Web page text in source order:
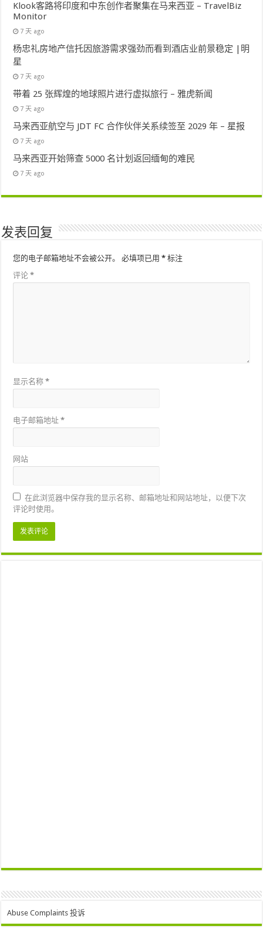
Klook客路将印度和中东创作者聚集在马来西亚 – TravelBiz
Monitor
7 天 ago
杨忠礼房地产信托因旅游需求强劲而看到酒店业前景稳定 |明
星
7 天 ago
带着 25 张辉煌的地球照片进行虚拟旅行 – 雅虎新闻
7 天 ago
马来西亚航空与 JDT FC 合作伙伴关系续签至 2029 年 – 星报
7 天 ago
马来西亚开始筛查 5000 名计划返回缅甸的难民
7 天 ago
发表回复
您的电子邮箱地址不会被公开。 必填项已用* 标注
评论*
显示名称*
电子邮箱地址*
网站
在此浏览器中保存我的显示名称、邮箱地址和网站地址，以便下次
评论时使用。
Abuse Complaints 投诉